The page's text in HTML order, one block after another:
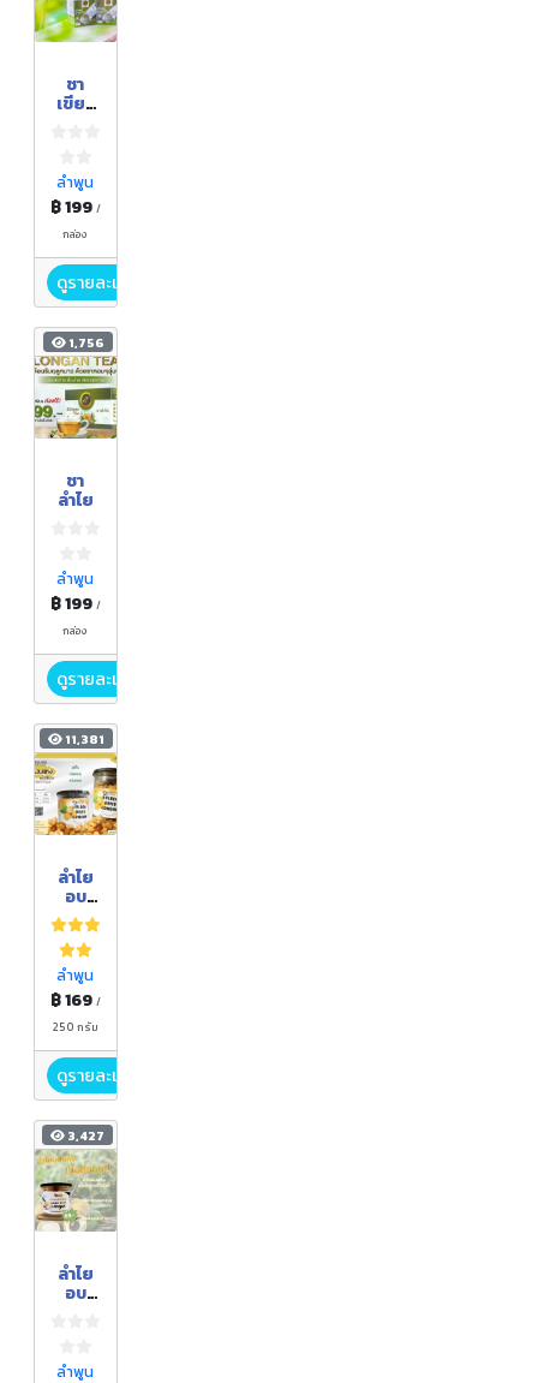
ชา
เขียว
ลำพูน
฿ 199 /
กล่อง
ดูรายละเอียด
1,756
ชา
ลำไย
ลำพูน
฿ 199 /
กล่อง
ดูรายละเอียด
11,381
ลำไย
อบ
แห้ง
เนื้อสี
ทอง
(Gold
en
dried
longa
n)
ลำพูน
฿ 169 /
250 กรัม
ดูรายละเอียด
3,427
ลำไย
อบ
ลำพูน